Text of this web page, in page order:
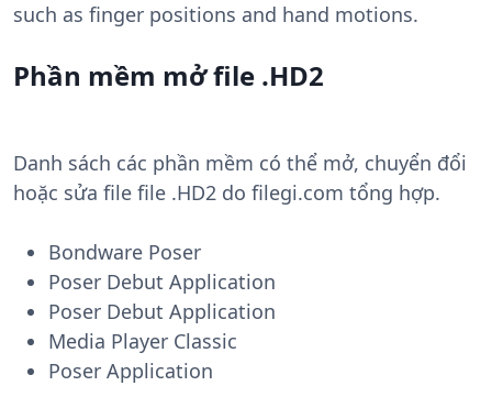
such as finger positions and hand motions.
Phần mềm mở file .HD2
Danh sách các phần mềm có thể mở, chuyển đổi
hoặc sửa file file .HD2 do filegi.com tổng hợp.
Bondware Poser
Poser Debut Application
Poser Debut Application
Media Player Classic
Poser Application